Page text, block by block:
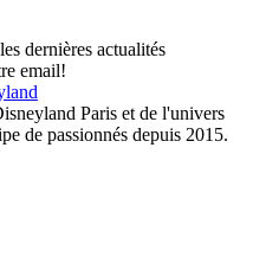
dernières actualités
email!
Paris et de l'univers
de passionnés depuis 2015.